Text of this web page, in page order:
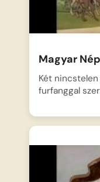
Magyar
Két
furfanggal